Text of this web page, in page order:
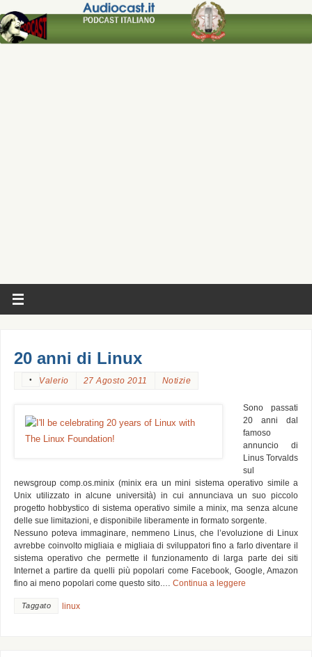
20 anni di Linux
Valerio
• 27 Agosto 2011 Notizie
Sono passati
20 anni dal
famoso
annuncio di
Linus Torvalds
sul
newsgroup comp.os.minix (minix era un mini sistema operativo simile a
Unix utilizzato in alcune università) in cui annunciava un suo piccolo
progetto hobbystico di sistema operativo simile a minix, ma senza alcune
delle sue limitazioni, e disponibile liberamente in formato sorgente.
Nessuno poteva immaginare, nemmeno Linus, che l’evoluzione di Linux
avrebbe coinvolto migliaia e migliaia di sviluppatori fino a farlo diventare il
sistema operativo che permette il funzionamento di larga parte dei siti
Internet a partire da quelli più popolari come Facebook, Google, Amazon
fino ai meno popolari come questo sito.… Continua a leggere
Taggato linux